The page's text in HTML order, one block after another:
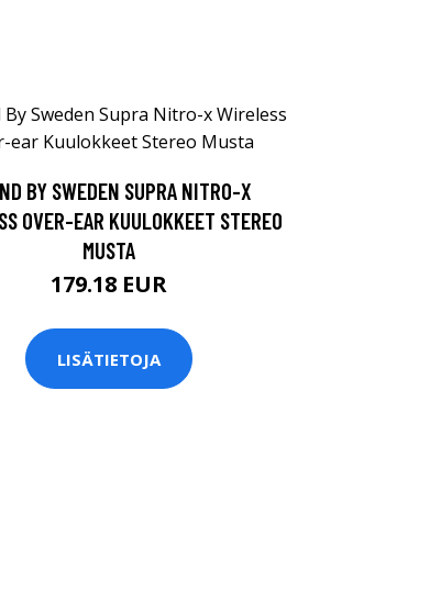
BY SWEDEN SUPRA NITRO-X
OVER-EAR KUULOKKEET STEREO
MUSTA
179.18 EUR
LISÄTIETOJA